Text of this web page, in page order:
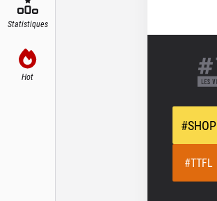
Statistiques
Hot
#SHOP
#TTFL